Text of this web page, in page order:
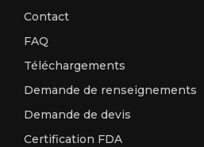
Contact
FAQ
Téléchargements
Demande de renseignements
Demande de devis
Certification FDA